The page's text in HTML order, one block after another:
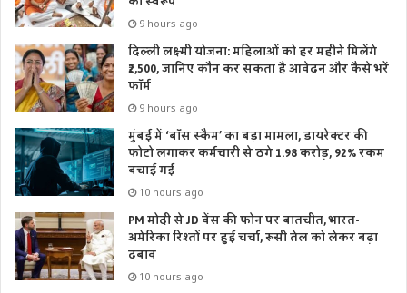
9 hours ago
दिल्ली लक्ष्मी योजना: महिलाओं को हर महीने मिलेंगे
₹2,500, जानिए कौन कर सकता है आवेदन और कैसे भरें
फॉर्म
9 hours ago
मुंबई में ‘बॉस स्कैम’ का बड़ा मामला, डायरेक्टर की
फोटो लगाकर कर्मचारी से ठगे 1.98 करोड़, 92% रकम
बचाई गई
10 hours ago
PM मोदी से JD वेंस की फोन पर बातचीत, भारत-
अमेरिका रिश्तों पर हुई चर्चा, रूसी तेल को लेकर बढ़ा
दबाव
10 hours ago